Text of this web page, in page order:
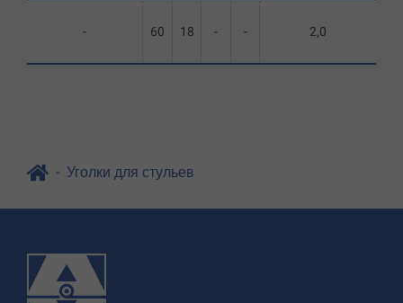
- 60 18 - - 2,0
Уголки для стульев